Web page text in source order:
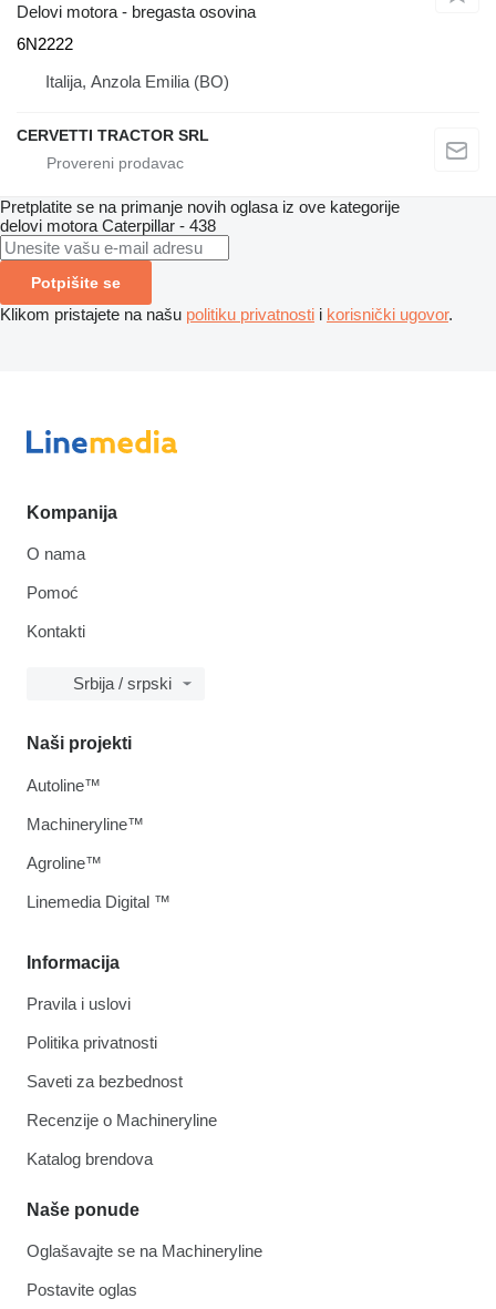
Delovi motora - bregasta osovina
6N2222
Italija, Anzola Emilia (BO)
CERVETTI TRACTOR SRL
Pretplatite se na primanje novih oglasa iz ove kategorije
delovi motora Caterpillar - 438
Potpišite se
Klikom pristajete na našu politiku privatnosti i korisnički ugovor.
Kompanija
O nama
Pomoć
Kontakti
Srbija / srpski
Informacija
Pravila i uslovi
Politika privatnosti
Saveti za bezbednost
Recenzije o Machineryline
Katalog brendova
Naše ponude
Oglašavajte se na Machineryline
Postavite oglas
Naši projekti
Autoline™
Machineryline™
Agroline™
Linemedia Digital ™